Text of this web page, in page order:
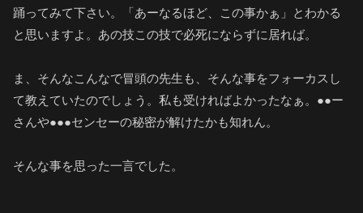
踊ってみて下さい。「あーなるほど、この事かぁ」とわかる
と思いますよ。あの技この技で必死にならずに居れば。
ま、そんなこんなで冒頭の先生も、そんな事をフォーカスし
て教えていたのでしょう。私も受ければよかったなぁ。●●ー
さんや●●●センセーの秘密が解けたかも知れん。
そんな事を思った一言でした。